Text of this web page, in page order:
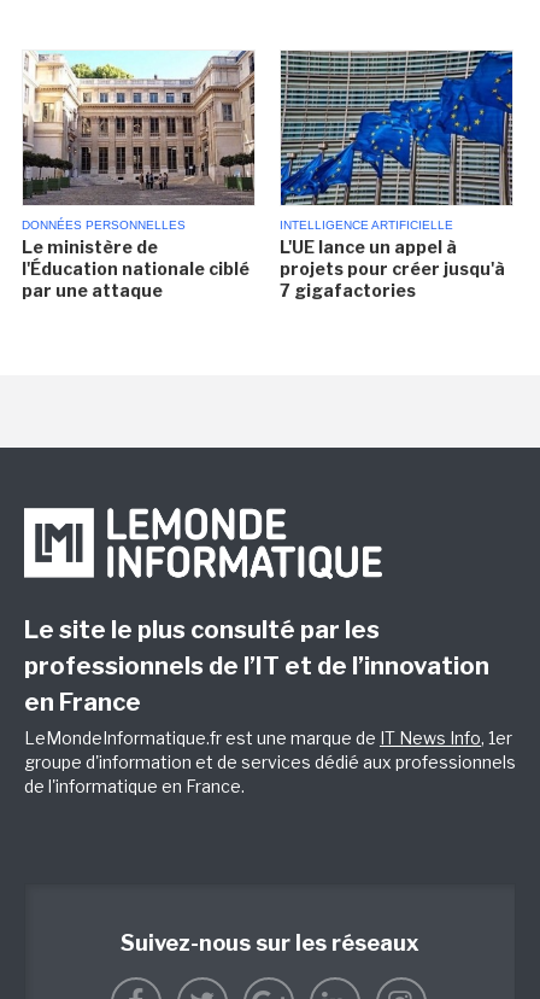
DONNÉES PERSONNELLES
Le ministère de
l'Éducation nationale ciblé
par une attaque
INTELLIGENCE ARTIFICIELLE
L'UE lance un appel à
projets pour créer jusqu'à
7 gigafactories
Le site le plus consulté par les
professionnels de l’IT et de l’innovation
en France
LeMondeInformatique.fr est une marque de IT News Info, 1er
groupe d'information et de services dédié aux professionnels
de l'informatique en France.
Suivez-nous sur les réseaux